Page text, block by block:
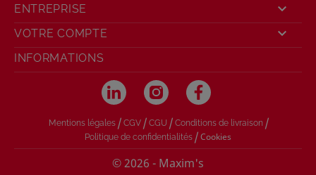
ENTREPRISE 
VOTRE COMPTE 
INFORMATIONS
Mentions légales / CGV / CGU / Conditions de livraison /
Politique de confidentialités /Cookies
© 2026 - Maxim's